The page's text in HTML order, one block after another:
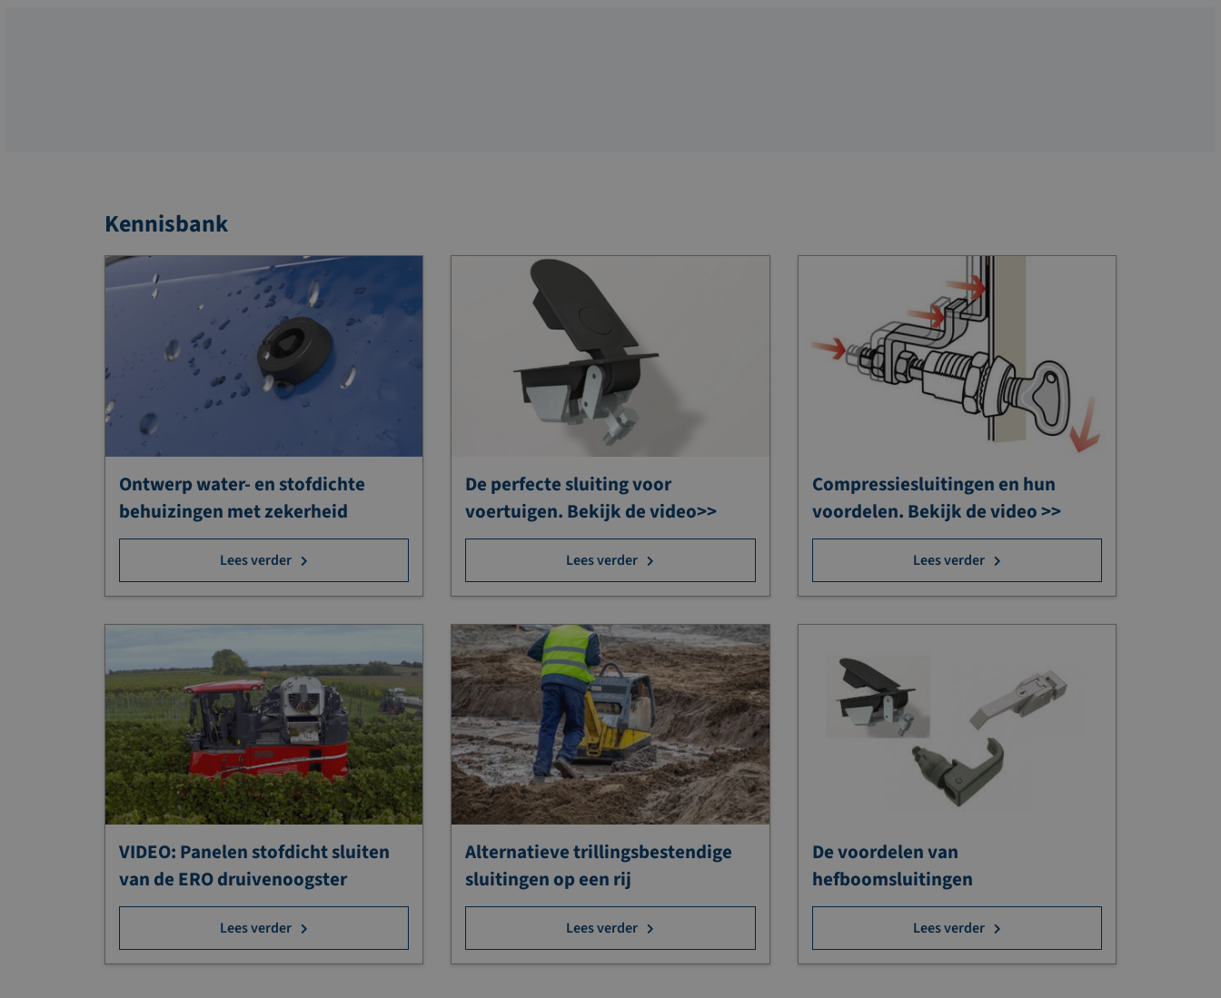
Kennisbank
Ontwerp water- en stofdichte
behuizingen met zekerheid
Lees verder
De perfecte sluiting voor
voertuigen. Bekijk de video>>
Lees verder
Compressiesluitingen en hun
voordelen. Bekijk de video >>
Lees verder
VIDEO: Panelen stofdicht sluiten
van de ERO druivenoogster
Lees verder
Alternatieve trillingsbestendige
sluitingen op een rij
Lees verder
De voordelen van
hefboomsluitingen
Lees verder